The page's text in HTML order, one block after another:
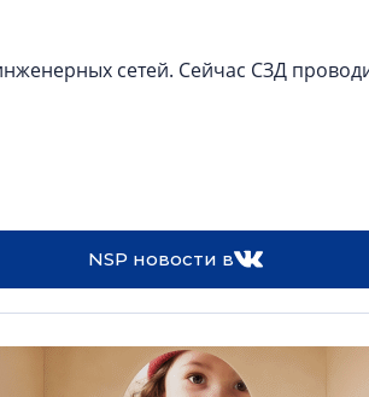
сетей. Сейчас СЗД
NSP новости в